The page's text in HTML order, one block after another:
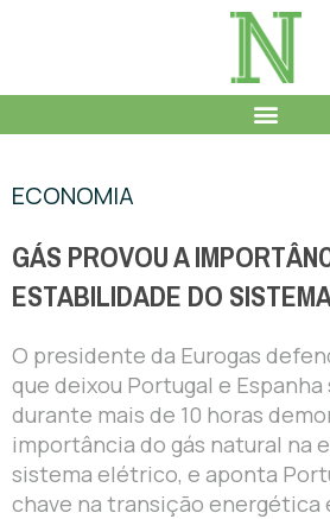
ECONOMIA
GÁS PROVOU A
ESTABILIDADE DO
O presidente da Eurogas
que deixou Portugal e
durante mais de 10 horas
importância do gás natural na
sistema elétrico, e aponta
chave na transição energética